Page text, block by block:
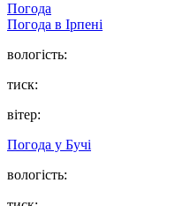
Погода
Погода в Ірпені
вологість:
тиск:
вітер:
Погода у Бучі
вологість: